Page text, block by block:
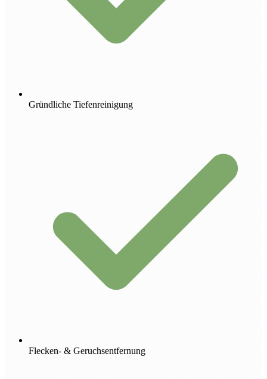
Gründliche Tiefenreinigung
Flecken- & Geruchsentfernung